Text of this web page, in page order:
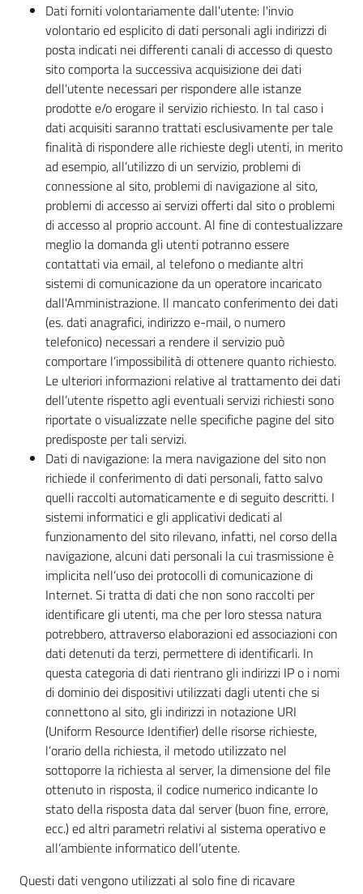
Dati forniti volontariamente dall'utente: l'invio
volontario ed esplicito di dati personali agli indirizzi di
posta indicati nei differenti canali di accesso di questo
sito comporta la successiva acquisizione dei dati
dell'utente necessari per rispondere alle istanze
prodotte e/o erogare il servizio richiesto. In tal caso i
dati acquisiti saranno trattati esclusivamente per tale
finalità di rispondere alle richieste degli utenti, in merito
ad esempio, all’utilizzo di un servizio, problemi di
connessione al sito, problemi di navigazione al sito,
problemi di accesso ai servizi offerti dal sito o problemi
di accesso al proprio account. Al fine di contestualizzare
meglio la domanda gli utenti potranno essere
contattati via email, al telefono o mediante altri
sistemi di comunicazione da un operatore incaricato
dall'Amministrazione. Il mancato conferimento dei dati
(es. dati anagrafici, indirizzo e-mail, o numero
telefonico) necessari a rendere il servizio può
comportare l’impossibilità di ottenere quanto richiesto.
Le ulteriori informazioni relative al trattamento dei dati
dell’utente rispetto agli eventuali servizi richiesti sono
riportate o visualizzate nelle specifiche pagine del sito
predisposte per tali servizi.
Dati di navigazione: la mera navigazione del sito non
richiede il conferimento di dati personali, fatto salvo
quelli raccolti automaticamente e di seguito descritti. I
sistemi informatici e gli applicativi dedicati al
funzionamento del sito rilevano, infatti, nel corso della
navigazione, alcuni dati personali la cui trasmissione è
implicita nell’uso dei protocolli di comunicazione di
Internet. Si tratta di dati che non sono raccolti per
identificare gli utenti, ma che per loro stessa natura
potrebbero, attraverso elaborazioni ed associazioni con
dati detenuti da terzi, permettere di identificarli. In
questa categoria di dati rientrano gli indirizzi IP o i nomi
di dominio dei dispositivi utilizzati dagli utenti che si
connettono al sito, gli indirizzi in notazione URI
(Uniform Resource Identifier) delle risorse richieste,
l’orario della richiesta, il metodo utilizzato nel
sottoporre la richiesta al server, la dimensione del file
ottenuto in risposta, il codice numerico indicante lo
stato della risposta data dal server (buon fine, errore,
ecc.) ed altri parametri relativi al sistema operativo e
all’ambiente informatico dell’utente.
Questi dati vengono utilizzati al solo fine di ricavare